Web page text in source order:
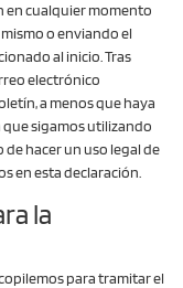
en cualquier momento
o enviando el
al inicio. Tras
electrónico
a menos que haya
sigamos utilizando
hacer un uso legal de
en esta declaración.
la
para tramitar el